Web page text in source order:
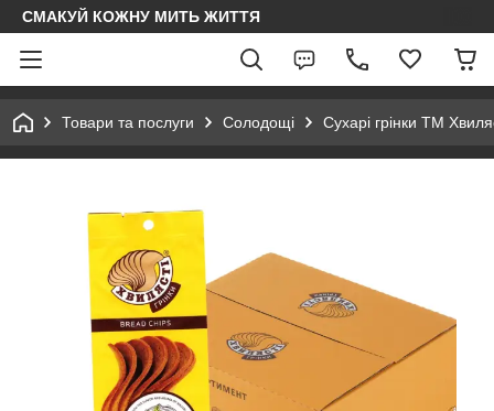
СМАКУЙ КОЖНУ МИТЬ ЖИТТЯ
Товари та послуги Солодощі Cyxapi грінки ТМ